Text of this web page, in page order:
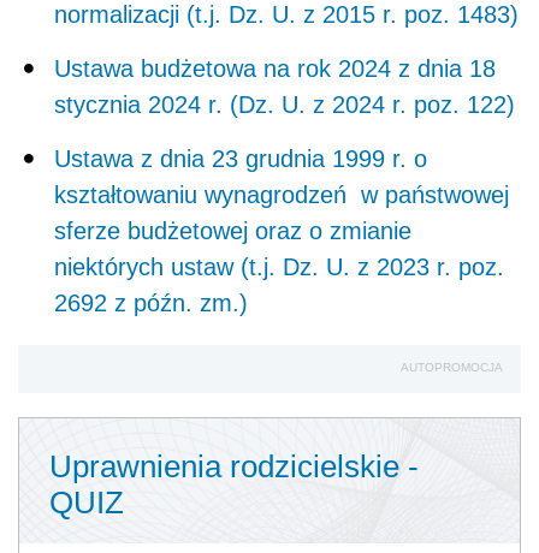
normalizacji (t.j. Dz. U. z 2015 r. poz. 1483)
Ustawa budżetowa na rok 2024 z dnia 18
stycznia 2024 r. (Dz. U. z 2024 r. poz. 122)
Ustawa z dnia 23 grudnia 1999 r. o
kształtowaniu wynagrodzeń w państwowej
sferze budżetowej oraz o zmianie
niektórych ustaw (t.j. Dz. U. z 2023 r. poz.
2692 z późn. zm.)
AUTOPROMOCJA
Uprawnienia rodzicielskie -
QUIZ